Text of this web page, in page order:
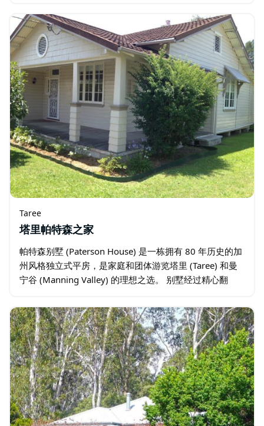
Taree
塔里帕特森之家
帕特森别墅 (Paterson House) 是一栋拥有 80 年历史的加
州风格独立式平房，是家庭和团体游览塔里 (Taree) 和曼
宁谷 (Manning Valley) 的理想之选。 别墅经过精心翻